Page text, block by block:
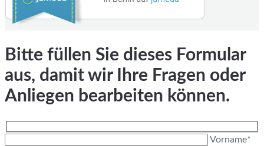
Bitte füllen Sie dieses Formular
aus, damit wir Ihre Fragen oder
Anliegen bearbeiten können.
Vorname*